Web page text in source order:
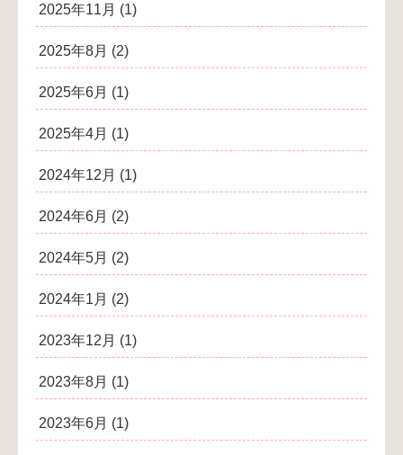
2025年11月 (1)
2025年8月 (2)
2025年6月 (1)
2025年4月 (1)
2024年12月 (1)
2024年6月 (2)
2024年5月 (2)
2024年1月 (2)
2023年12月 (1)
2023年8月 (1)
2023年6月 (1)